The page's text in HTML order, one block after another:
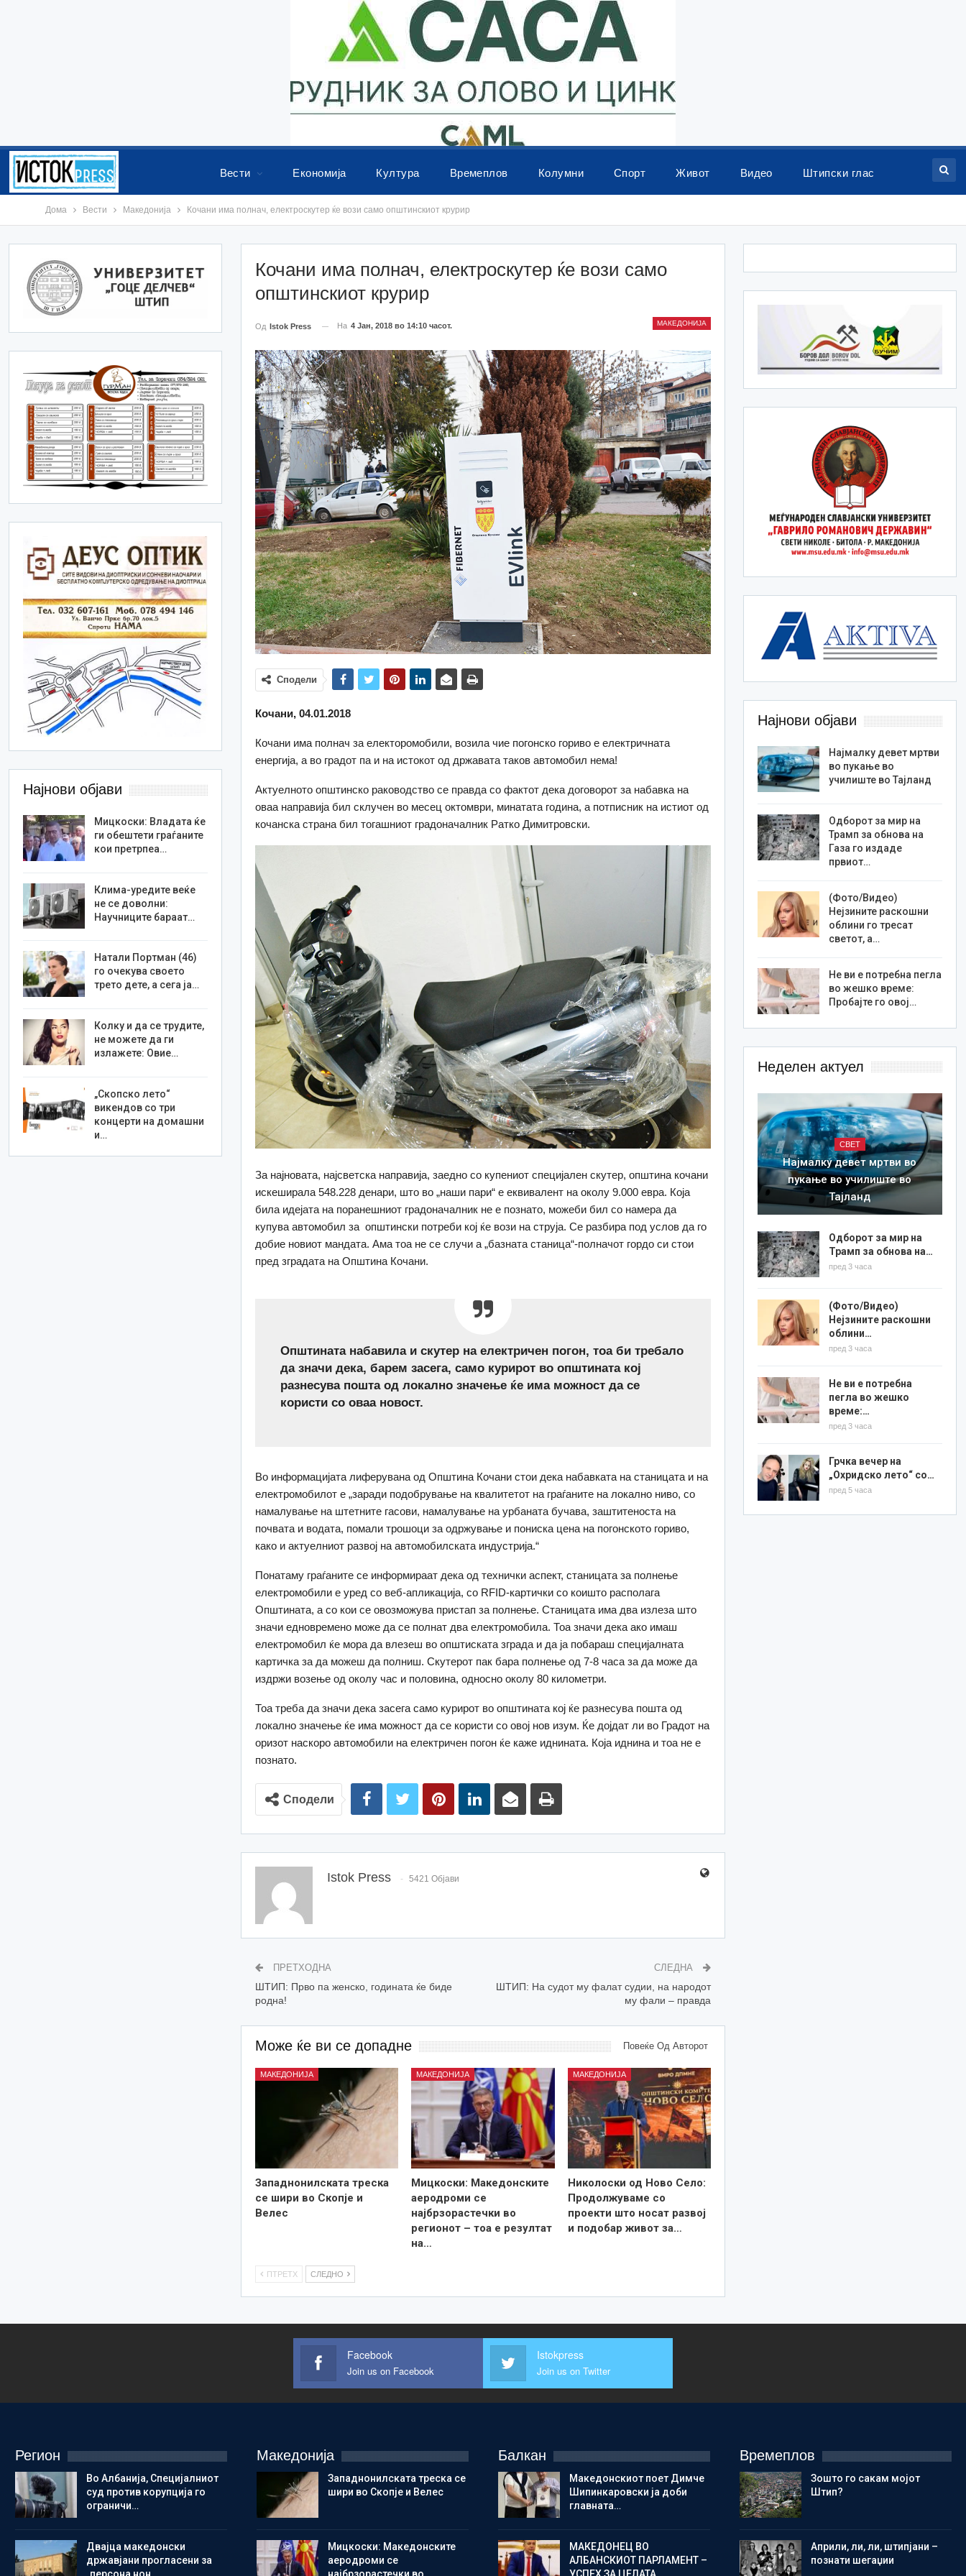
Вести Економија Култура Времеплов Колумни Спорт Живот Видео Штипски глас
Дома Вести Македонија Кочани има полнач, електроскутер ќе вози само општинскиот крурир
Кочани има полнач, електроскутер ќе вози само
општинскиот крурир
МАКЕДОНИЈА
Од Istok Press На 4 Јан, 2018 во 14:10 часот.
Сподели
Кочани, 04.01.2018
Кочани има полнач за електоромобили, возила чие погонско гориво е електричната
енергија, а во градот па и на истокот од државата таков автомобил нема!
Актуелното општинско раководство се правда со фактот дека договорот за набавка на
оваа направија бил склучен во месец октомври, минатата година, а потписник на истиот од
кочанска страна бил тогашниот градоначалник Ратко Димитровски.
За најновата, најсветска направија, заедно со купениот специјален скутер, општина кочани
искеширала 548.228 денари, што во „наши пари“ е еквивалент на околу 9.000 евра. Која
била идејата на поранешниот градоначалник не е познато, можеби бил со намера да
купува автомобил за општински потреби кој ќе вози на струја. Се разбира под услов да го
добие новиот мандата. Ама тоа не се случи а „базната станица“-полначот гордо си стои
пред зградата на Општина Кочани.
Општината набавила и скутер на електричен погон, тоа би требало
да значи дека, барем засега, само курирот во општината кој
разнесува пошта од локално значење ќе има можност да се
користи со оваа новост.
Во информацијата лиферувана од Општина Кочани стои дека набавката на станицата и на
електромобилот е „заради подобрување на квалитетот на граѓаните на локално ниво, со
намалување на штетните гасови, намалување на урбаната бучава, заштитеноста на
почвата и водата, помали трошоци за одржување и пониска цена на погонското гориво,
како и актуелниот развој на автомобилската индустрија.“
Понатаму граѓаните се информираат дека од технички аспект, станицата за полнење
електромобили е уред со веб-апликација, со RFID-картички со коишто располага
Општината, а со кои се овозможува пристап за полнење. Станицата има два излеза што
значи едновремено може да се полнат два електромобила. Тоа значи дека ако имаш
електромобил ќе мора да влезеш во општиската зграда и да ја побараш специјалната
картичка за да можеш да полниш. Скутерот пак бара полнење од 7-8 часа за да може да
издржи возење од околу час и половина, односно околу 80 километри.
Тоа треба да значи дека засега само курирот во општината кој ќе разнесува пошта од
локално значење ќе има можност да се користи со овој нов изум. Ќе дојдат ли во Градот на
оризот наскоро автомобили на електричен погон ќе каже иднината. Која иднина и тоа не е
познато.
Сподели
Istok Press 5421 Објави
ПРЕТХОДНА
ШТИП: Прво па женско, годината ќе биде
родна!
СЛЕДНА
ШТИП: На судот му фалат судии, на народот
му фали – правда
Може ќе ви се допадне Повеќе Од Авторот
МАКЕДОНИЈА
Западнонилската треска
се шири во Скопје и
Велес
МАКЕДОНИЈА
Мицкоски: Македонските
аеродроми се
најбрзорастечки во
регионот – тоа е резултат
на…
МАКЕДОНИЈА
Николоски од Ново Село:
Продолжуваме со
проекти што носат развој
и подобар живот за…
ПТРЕТХ СЛЕДНО
Најнови објави
Најмалку девет мртви
во пукање во
училиште во Тајланд
Одборот за мир на
Трамп за обнова на
Газа го издаде
првиот…
(Фото/Видео)
Нејзините раскошни
облини го тресат
светот, а…
Не ви е потребна пегла
во жешко време:
Пробајте го овој…
Неделен актуел
СВЕТ
Најмалку девет мртви во
пукање во училиште во
Тајланд
Одборот за мир на
Трамп за обнова на…
пред 3 часа
(Фото/Видео)
Нејзините раскошни
облини…
пред 3 часа
Не ви е потребна
пегла во жешко
време:…
пред 3 часа
Грчка вечер на
„Охридско лето“ со…
пред 5 часа
Најнови објави
Мицкоски: Владата ќе
ги обештети граѓаните
кои претрпеа…
Клима-уредите веќе
не се доволни:
Научниците бараат…
Натали Портман (46)
го очекува своето
трето дете, а сега ја…
Колку и да се трудите,
не можете да ги
излажете: Овие…
„Скопско лето“
викендов со три
концерти на домашни
и…
Facebook
Join us on Facebook
Istokpress
Join us on Twitter
Регион
Во Албанија, Специјалниот
суд против корупција го
ограничи…
Двајца македонски
државјани прогласени за
Македонија
Западнонилската треска се
шири во Скопје и Велес
Мицкоски: Македонските
аеродроми се
Балкан
Македонскиот поет Димче
Шипинкаровски ја доби
главната…
МАКЕДОНЕЦ ВО
АЛБАНСКИОТ ПАРЛАМЕНТ –
Времеплов
Зошто го сакам мојот
Штип?
Aприли, ли, ли, штипјани –
познати шегаџии